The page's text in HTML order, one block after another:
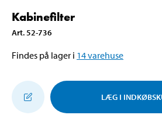
Kabinefilter
Art. 52-736
Findes på lager i 14varehuse
LÆG I